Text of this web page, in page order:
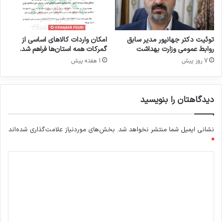
پذیرش نیست و حق پیگیری قانونی در قبال نشر
مطالب خلاف واقع محفوظ خواهد بود.
گ
ر
ا
ن
ی
؛
ز
ص
ح
م
ق
توئیت دکتر جهانپور مدیر سابق
روابط عمومی وزارت بهداشت
7 روز پیش
امکان واردات کالاهای اساسی از
گمرکات همه استان‌ها فراهم شد.
1 هفته پیش
دیدگاهتان را بنویسید
نشانی ایمیل شما منتشر نخواهد شد. بخش‌های موردنیاز علامت‌گذاری شده‌اند
*